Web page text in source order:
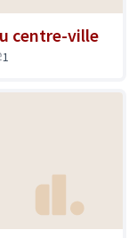
centre-ville
1